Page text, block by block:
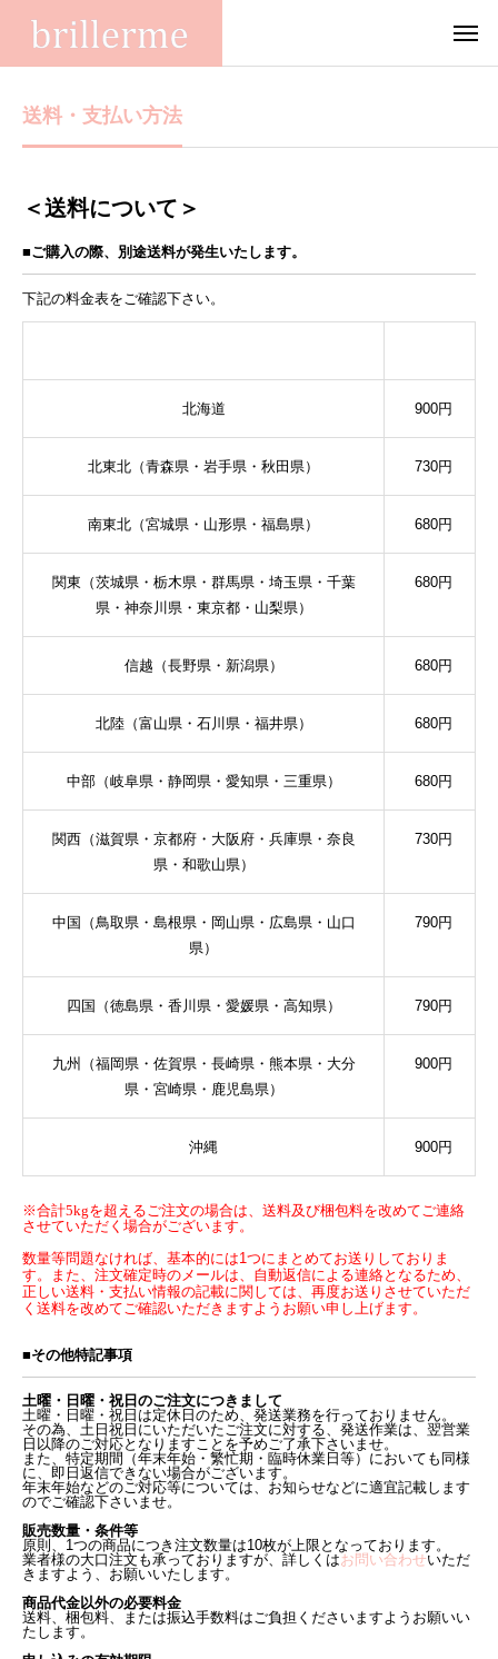
送料・支払い方法
＜送料について＞
■ご購入の際、別途送料が発生いたします。
下記の料金表をご確認下さい。
北海道 900円
北東北（青森県・岩手県・秋田県） 730円
南東北（宮城県・山形県・福島県） 680円
関東（茨城県・栃木県・群馬県・埼玉県・千葉
県・神奈川県・東京都・山梨県）
680円
信越（長野県・新潟県） 680円
北陸（富山県・石川県・福井県） 680円
中部（岐阜県・静岡県・愛知県・三重県） 680円
関西（滋賀県・京都府・大阪府・兵庫県・奈良
県・和歌山県）
730円
中国（鳥取県・島根県・岡山県・広島県・山口
県）
790円
四国（徳島県・香川県・愛媛県・高知県） 790円
九州（福岡県・佐賀県・長崎県・熊本県・大分
県・宮崎県・鹿児島県）
900円
沖縄 900円
※合計5kgを超えるご注文の場合は、送料及び梱包料を改めてご連絡
させていただく場合がございます。
数量等問題なければ、基本的には1つにまとめてお送りしておりま
す。また、注文確定時のメールは、自動返信による連絡となるため、
正しい送料・支払い情報の記載に関しては、再度お送りさせていただ
く送料を改めてご確認いただきますようお願い申し上げます。
■その他特記事項
土曜・日曜・祝日のご注文につきまして
土曜・日曜・祝日は定休日のため、発送業務を行っておりません。
その為、土日祝日にいただいたご注文に対する、発送作業は、翌営業
日以降のご対応となりますことを予めご了承下さいませ。
また、特定期間（年末年始・繁忙期・臨時休業日等）においても同様
に、即日返信できない場合がございます。
年末年始などのご対応等については、お知らせなどに適宜記載します
のでご確認下さいませ。
販売数量・条件等
原則、1つの商品につき注文数量は10枚が上限となっております。
業者様の大口注文も承っておりますが、詳しくはお問い合わせいただ
きますよう、お願いいたします。
商品代金以外の必要料金
送料、梱包料、または振込手数料はご負担くださいますようお願いい
たします。